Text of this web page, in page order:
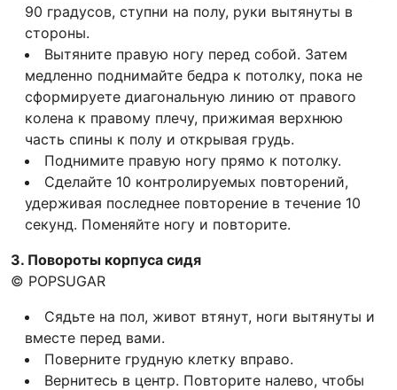
90 градусов, ступни на полу, руки вытянуты в
стороны.
Вытяните правую ногу перед собой. Затем
медленно поднимайте бедра к потолку, пока не
сформируете диагональную линию от правого
колена к правому плечу, прижимая верхнюю
часть спины к полу и открывая грудь.
Поднимите правую ногу прямо к потолку.
Сделайте 10 контролируемых повторений,
удерживая последнее повторение в течение 10
секунд. Поменяйте ногу и повторите.
3. Повороты корпуса сидя
© POPSUGAR
Сядьте на пол, живот втянут, ноги вытянуты и
вместе перед вами.
Поверните грудную клетку вправо.
Вернитесь в центр. Повторите налево, чтобы